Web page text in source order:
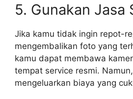
5. Gunakan Jasa
Jika kamu tidak ingin repot-
mengembalikan foto yang
kamu dapat membawa
tempat service resmi.
mengeluarkan biaya yang